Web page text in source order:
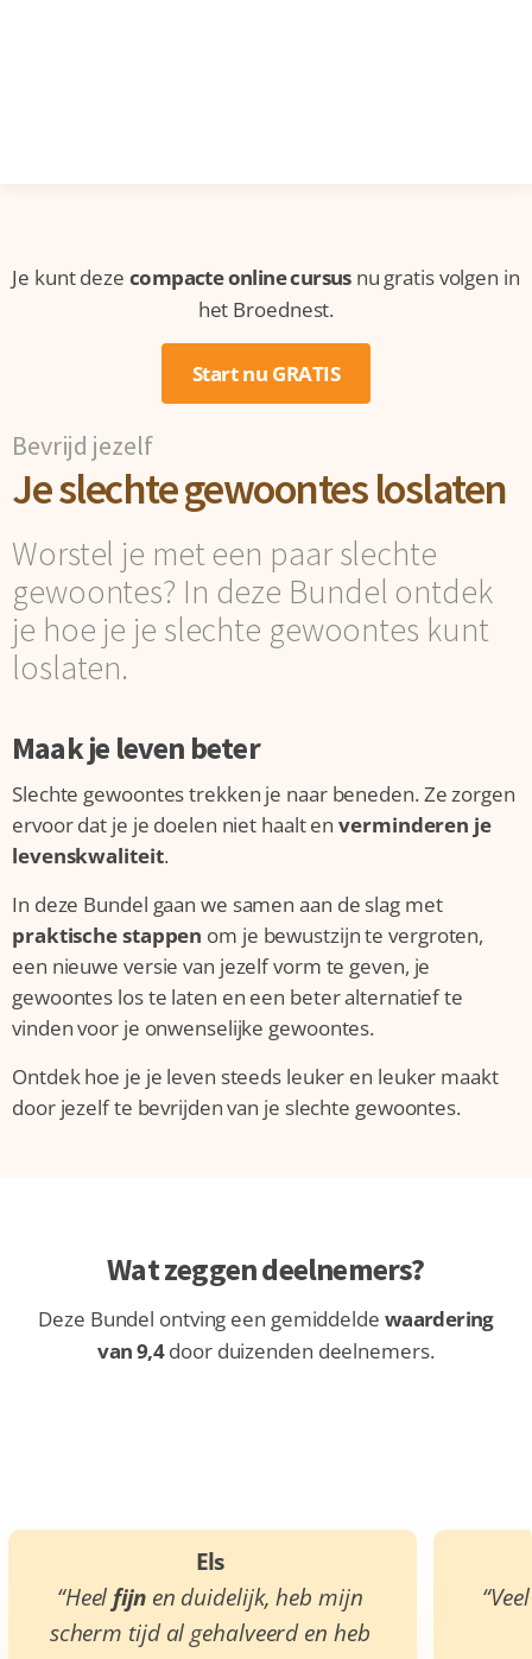
Je kunt deze compacte online cursusnu gratis volgen in
het Broednest.
Start nu GRATIS
Bevrijd jezelf
Je slechte gewoontes loslaten
Worstel je met een paar slechte
gewoontes? In deze Bundel ontdek
je hoe je je slechte gewoontes kunt
loslaten.
Maak je leven beter
Slechte gewoontes trekken je naar beneden. Ze zorgen
ervoor dat je je doelen niet haalt enverminderen je
levenskwaliteit.
In deze Bundel gaan we samen aan de slag met
praktische stappen om je bewustzijn te vergroten,
een nieuwe versie van jezelf vorm te geven, je
gewoontes los te laten en een beter alternatief te
vinden voor je onwenselijke gewoontes.
Ontdek hoe je je leven steeds leuker en leuker maakt
door jezelf te bevrijden van je slechte gewoontes.
Wat zeggen deelnemers?
Deze Bundel ontving een gemiddelde waardering
van 9,4door duizenden deelnemers.
Els
“Heel fijnen duidelijk, heb mijn
scherm tijd al gehalveerd en heb